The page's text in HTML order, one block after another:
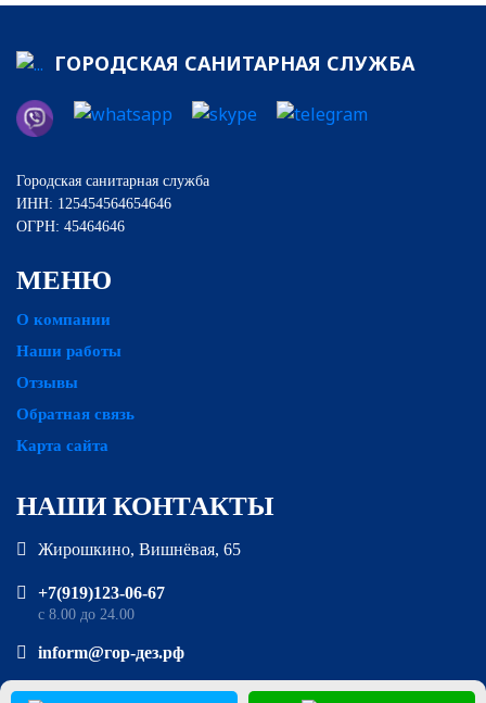
ГОРОДСКАЯ САНИТАРНАЯ СЛУЖБА
Городская санитарная служба
ИНН: 125454564654646
ОГРН: 45464646
МЕНЮ
О компании
Наши работы
Отзывы
Обратная связь
Карта сайта
НАШИ КОНТАКТЫ
Жирошкино, Вишнёвая, 65
‪+7(919)123-06-67‬‬
с 8.00 до 24.00
inform@гор-дез.рф